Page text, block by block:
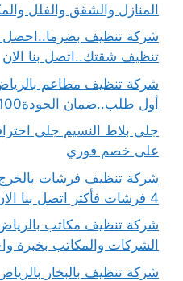
المنازل والشقق والفلل
تنظيف شقتك..اتصل بنا الان
أول طلب..ضمان الجودة100%على جميع الخدمات
على خصم فوري
4 فرشات فأكثر اتصل بنا الان
الشركات والمكاتب بخبرة